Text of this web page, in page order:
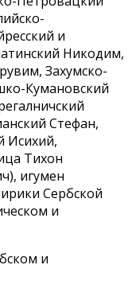
и
Никодим,
Захумско-
Кумановский
Стефан,
Исихий,
Тихон
игумен
Сербской
и
и